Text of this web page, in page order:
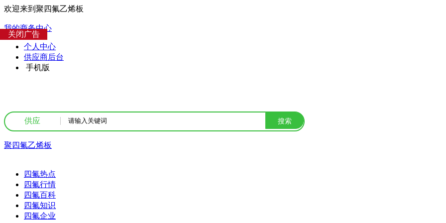
欢迎来到聚四氟乙烯板
我的商务中心
个人中心
供应商后台
手机版
供应
聚四氟乙烯板
四氟热点
四氟行情
四氟百科
四氟知识
四氟企业
关闭广告